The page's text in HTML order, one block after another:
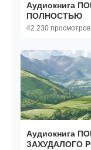
Аудиокнига
ПОЛНОСТЬЮ
42 230 просмотров
Аудиокнига
ЗАХУДАЛОГО